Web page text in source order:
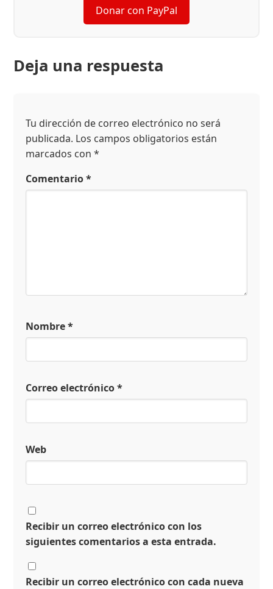
Donar con PayPal
Deja una respuesta
Tu dirección de correo electrónico no será
publicada. Los campos obligatorios están
marcados con*
Comentario*
Nombre*
Correo electrónico*
Web
Recibir un correo electrónico con los
siguientes comentarios a esta entrada.
Recibir un correo electrónico con cada nueva